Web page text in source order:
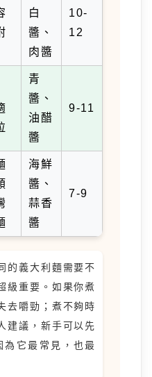
白
醬、
肉醬
10-
12
青
醬、
油醋
醬
9-11
海鮮
醬、
蒜香
醬
7-9
的義大利麵需要不
級重要。如果你煮
去嚼勁；煮不夠時
建議，新手可以先
它最常見，也最